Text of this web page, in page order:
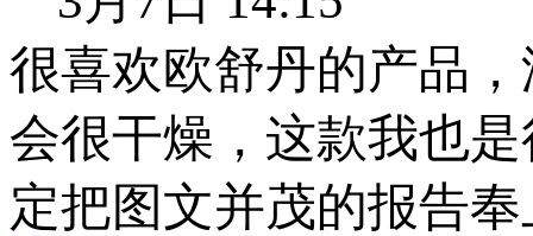
很喜欢欧舒丹的产品
会很干燥，这款我也
定把图文并茂的报告